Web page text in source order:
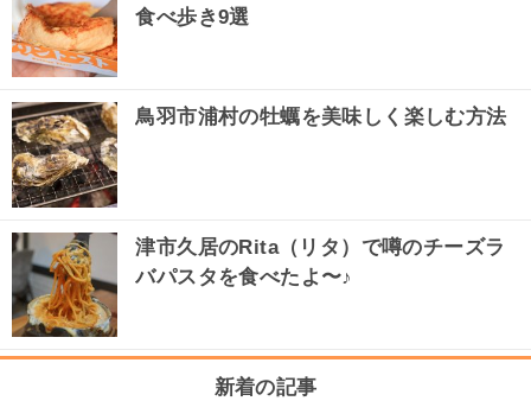
食べ歩き9選
鳥羽市浦村の牡蠣を美味しく楽しむ方法
津市久居のRita（リタ）で噂のチーズラ
バパスタを食べたよ〜♪
新着の記事